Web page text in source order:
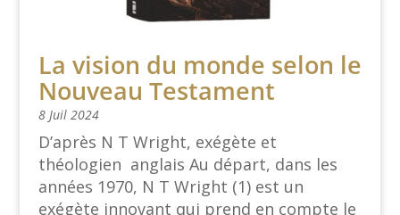
La vision du monde selon le
Nouveau Testament
8 Juil 2024
D’après N T Wright, exégète et
théologien anglais Au départ, dans les
années 1970, N T Wright (1) est un
exégète innovant qui prend en compte le